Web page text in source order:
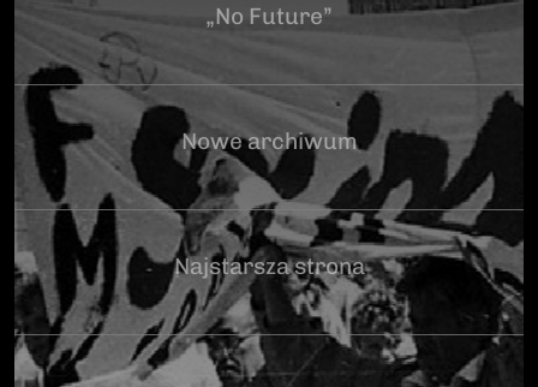
„No Future”
Nowe archiwum
Najstarsza strona